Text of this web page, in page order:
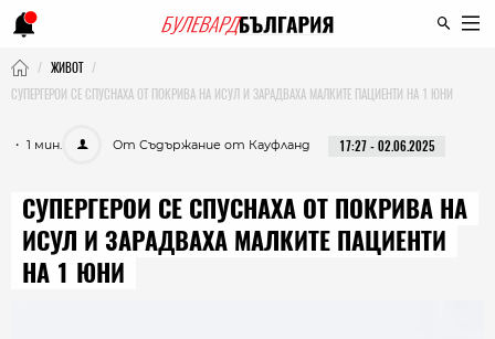
ЖИВОТ
СУПЕРГЕРОИ СЕ СПУСНАХА ОТ ПОКРИВА НА ИСУЛ И ЗАРАДВАХА МАЛКИТЕ ПАЦИЕНТИ НА 1 ЮНИ
・ 1 мин. От Съдържание от Кауфланд 17:27 - 02.06.2025
СУПЕРГЕРОИ СЕ СПУСНАХА ОТ ПОКРИВА НА
ИСУЛ И ЗАРАДВАХА МАЛКИТЕ ПАЦИЕНТИ
НА 1 ЮНИ